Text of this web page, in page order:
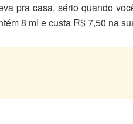
pra casa, sério quando
8 ml e custa R$ 7,50 na